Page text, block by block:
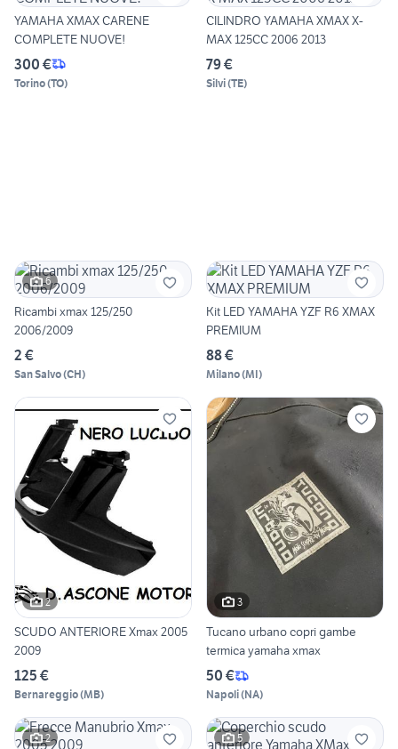
YAMAHA XMAX CARENE
COMPLETE NUOVE!
300 €
Torino(TO)
CILINDRO YAMAHA XMAX X-
MAX 125CC 2006 2013
79 €
Silvi(TE)
6
Ricambi xmax 125/250
2006/2009
2 €
San Salvo(CH)
Kit LED YAMAHA YZF R6 XMAX
PREMIUM
88 €
Milano(MI)
2
SCUDO ANTERIORE Xmax 2005
2009
125 €
Bernareggio(MB)
3
Tucano urbano copri gambe
termica yamaha xmax
50 €
Napoli(NA)
2 5